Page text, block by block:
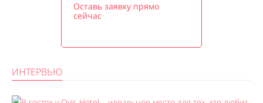
Оставь заявку прямо
сейчас
ИНТЕРВЬЮ